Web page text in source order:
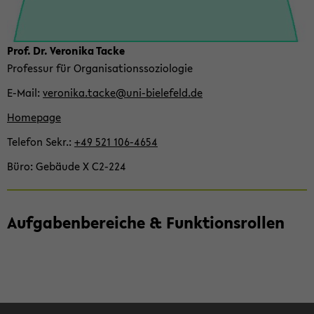
Prof. Dr. Ve­ro­ni­ka Tacke
Pro­fes­sur für Or­ga­ni­sa­ti­ons­so­zio­lo­gie
E-​Mail ve­ro­ni­ka.tacke@uni-​bielefeld.de
Home­page
Te­le­fon Sekr. +49 521 106-​4654
Büro Ge­bäu­de X C2-​224
Auf­ga­ben­be­rei­che & Funk­ti­ons­rol­len